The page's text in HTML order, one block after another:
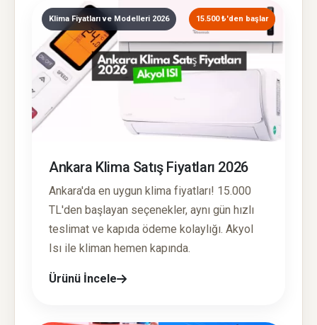
Klima Fiyatları ve Modelleri 2026 15.500 ₺'den başlar
Ankara Klima Satış Fiyatları 2026
Ankara'da en uygun klima fiyatları! 15.000
TL'den başlayan seçenekler, aynı gün hızlı
teslimat ve kapıda ödeme kolaylığı. Akyol
Isı ile kliman hemen kapında.
Ürünü İncele